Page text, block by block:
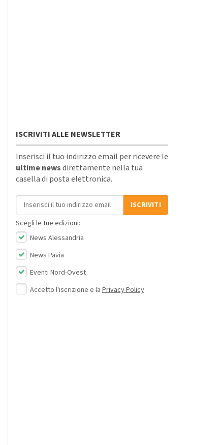
ISCRIVITI ALLE NEWSLETTER
Inserisci il tuo indirizzo email per ricevere le
ultime newsdirettamente nella tua
casella di posta elettronica.
Indirizzo email
ISCRIVITI
Scegli le tue edizioni:
News Alessandria
News Pavia
Eventi Nord-Ovest
Accetto l'iscrizione e la Privacy Policy